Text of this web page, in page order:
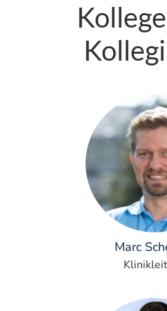
Marc